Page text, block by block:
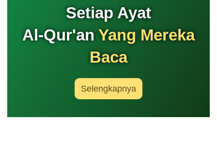
Setiap Ayat
Al-Qur'anYang Mereka
Baca
Selengkapnya